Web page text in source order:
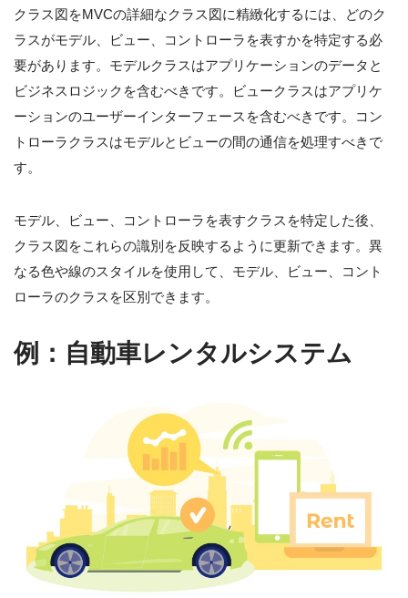
クラス図をMVCの詳細なクラス図に精緻化するには、どのク
ラスがモデル、ビュー、コントローラを表すかを特定する必
要があります。モデルクラスはアプリケーションのデータと
ビジネスロジックを含むべきです。ビュークラスはアプリケ
ーションのユーザーインターフェースを含むべきです。コン
トローラクラスはモデルとビューの間の通信を処理すべきで
す。
モデル、ビュー、コントローラを表すクラスを特定した後、
クラス図をこれらの識別を反映するように更新できます。異
なる色や線のスタイルを使用して、モデル、ビュー、コント
ローラのクラスを区別できます。
例：自動車レンタルシステム